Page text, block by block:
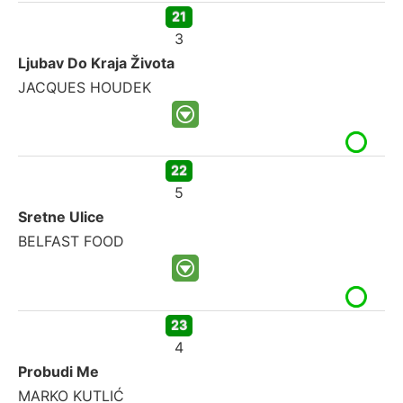
21
3
Ljubav Do Kraja Života
JACQUES HOUDEK
22
5
Sretne Ulice
BELFAST FOOD
23
4
Probudi Me
MARKO KUTLIĆ